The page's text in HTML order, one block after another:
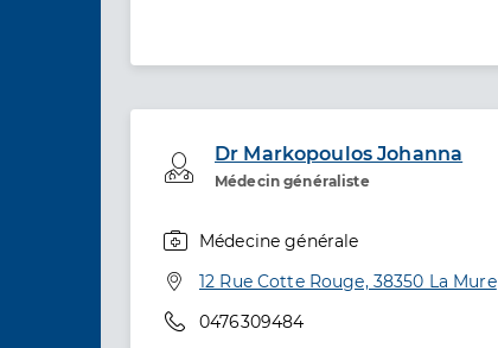
Dr Markopoulos Johanna
Médecin généraliste
Professionel de santé
Médecine générale
Adresse
12 Rue Cotte Rouge, 38350 La Mure
Téléphone
0476309484